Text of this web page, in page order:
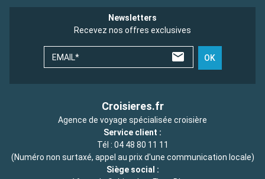
Newsletters
Recevez nos offres exclusives
EMAIL* OK
Croisieres.fr
Agence de voyage spécialisée croisière
Service client :
Tél : 04 48 80 11 11
(Numéro non surtaxé, appel au prix d'une communication locale)
Siège social :